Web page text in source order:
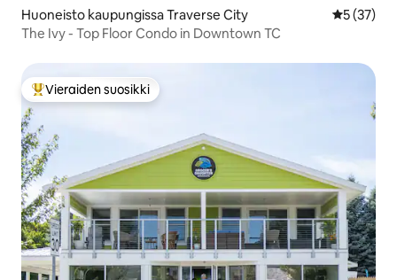
Huoneisto kaupungissa Traverse City
5 (37)
The Ivy - Top Floor Condo in Downtown TC
Vieraiden suosikkien parhaimmistoa
Vieraiden suosikki